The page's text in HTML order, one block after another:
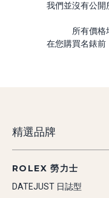
我們並沒有公開
所有價格
在您購買名錶前
精選品牌
ROLEX 勞力士
DATEJUST 日誌型